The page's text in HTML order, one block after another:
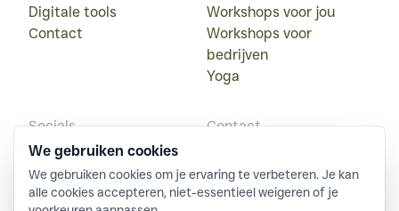
We gebruiken cookies
We gebruiken cookies om je ervaring te verbeteren. Je kan
alle cookies accepteren, niet-essentieel weigeren of je
Digitale tools
Contact
Workshops voor jou
Workshops voor
bedrijven
Yoga
Socials
Instagram
LinkedIn
Facebook
Contact
serafine@zinder.info
Platwijersweg 33,